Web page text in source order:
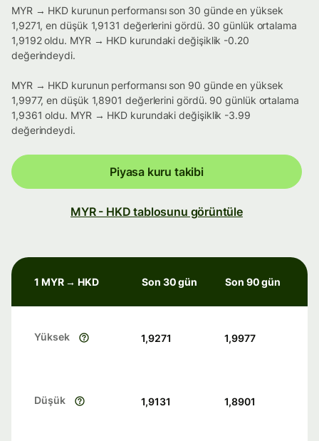
MYR → HKD kurunun performansı son 30 günde en yüksek
1,9271, en düşük 1,9131 değerlerini gördü. 30 günlük ortalama
1,9192 oldu. MYR → HKD kurundaki değişiklik -0.20
değerindeydi.
MYR → HKD kurunun performansı son 90 günde en yüksek
1,9977, en düşük 1,8901 değerlerini gördü. 90 günlük ortalama
1,9361 oldu. MYR → HKD kurundaki değişiklik -3.99
değerindeydi.
Piyasa kuru takibi
MYR - HKD tablosunu görüntüle
1 MYR → HKD Son 30 gün Son 90 gün
Yüksek 1,9271 1,9977
Düşük 1,9131 1,8901